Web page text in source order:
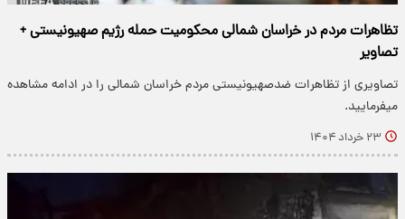
تظاهرات مردم در خراسان شمالی محکومیت حمله رژیم صهیونیستی +
تصاویر
تصاویری از تظاهرات ضدصهیونیستی مردم خراسان شمالی را در ادامه مشاهده
میفرمایید.
۲۳ خرداد ۱۴۰۴